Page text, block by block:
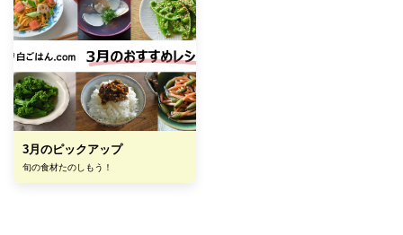
3月のピックアップ
旬の食材たのしもう！